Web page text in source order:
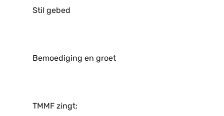
Stil gebed
Bemoediging en groet
TMMF zingt: